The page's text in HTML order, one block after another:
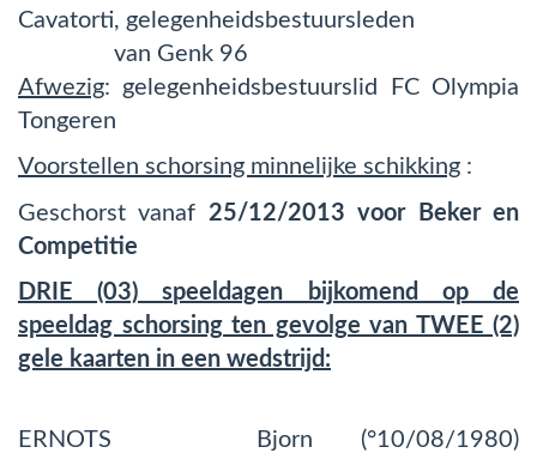
Cavatorti, gelegenheidsbestuursleden
van Genk 96
Afwezig: gelegenheidsbestuurslid FC Olympia
Tongeren
Voorstellen schorsing minnelijke schikking :
Geschorst vanaf 25/12/2013 voor Beker en
Competitie
DRIE (03) speeldagen bijkomend op de
speeldag schorsing ten gevolge van TWEE (2)
gele kaarten in een wedstrijd:
ERNOTS Bjorn (°10/08/1980)